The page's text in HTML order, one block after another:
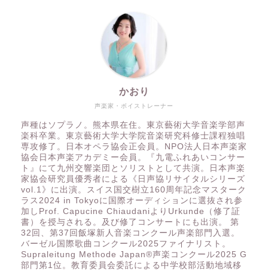
声楽家・ボイストレーナー
かおり
声種はソプラノ。熊本県在住。東京藝術大学音楽学部声
楽科卒業。東京藝術大学大学院音楽研究科修士課程独唱
専攻修了。日本オペラ協会正会員。NPO法人日本声楽家
協会日本声楽アカデミー会員。『九電ふれあいコンサー
ト』にて九州交響楽団とソリストとして共演。日本声楽
家協会研究員優秀者による《日声協リサイタルシリーズ
vol.1》に出演。スイス国交樹立160周年記念マスターク
ラス2024 in Tokyoに国際オーディションに選抜され参
加しProf. Capucine ChiaudaniよりUrkunde（修了証
書）を授与される。及び修了コンサートにも出演。 第
32回、第37回飯塚新人音楽コンクール声楽部門入選。
バーゼル国際歌曲コンクール2025ファイナリスト。
Supraleitung Methode Japan®️声楽コンクール2025 G
部門第1位。教育委員会委託による中学校部活動地域移